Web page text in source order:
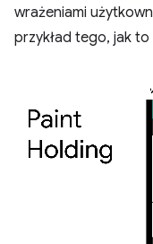
wrażeniami
przykład tego, jak